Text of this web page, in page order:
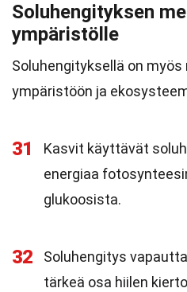
Soluhengityksen
ympäristölle
Soluhengityksellä on
ympäristöön ja
31
Kasvit käyttävät
energiaa
glukoosista.
32
Soluhengitys
tärkeä osa hiilen